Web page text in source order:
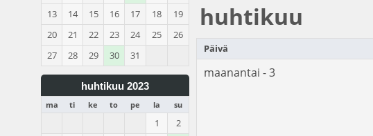
13
14 15 16 17 18
19
20
21 22 23 24 25
26
27
28 29 30 31
huhtikuu 2023
ma ti ke to pe la su
1
2
huhtikuu
Päivä
maanantai - 3